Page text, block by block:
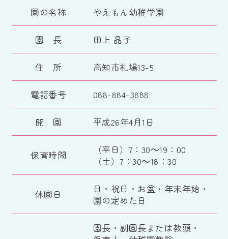
園の名称 やえもん幼稚学園
園 長 田上 晶子
住 所 高知市札場13-5
電話番号 088-884-3888
開 園 平成26年4月1日
保育時間
（平日）7：30～19：00
（土）7：30～18：30
休園日
日・祝日・お盆・年末年始・
園の定めた日
園長・副園長または教頭・